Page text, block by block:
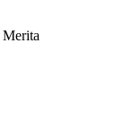
Merita